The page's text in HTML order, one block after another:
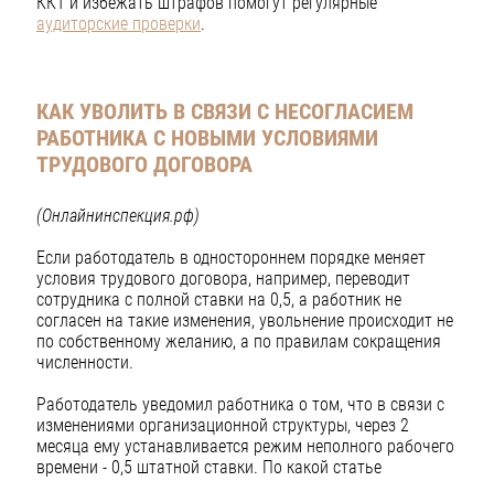
аудиторские проверки.
КАК УВОЛИТЬ В СВЯЗИ С НЕСОГЛАСИЕМ
РАБОТНИКА С НОВЫМИ УСЛОВИЯМИ
ТРУДОВОГО ДОГОВОРА
(Онлайнинспекция.рф)
Если работодатель в одностороннем порядке меняет
условия трудового договора, например, переводит
сотрудника с полной ставки на 0,5, а работник не
согласен на такие изменения, увольнение происходит не
по собственному желанию, а по правилам сокращения
численности.
Работодатель уведомил работника о том, что в связи с
изменениями организационной структуры, через 2
месяца ему устанавливается режим неполного рабочего
времени - 0,5 штатной ставки. По какой статье